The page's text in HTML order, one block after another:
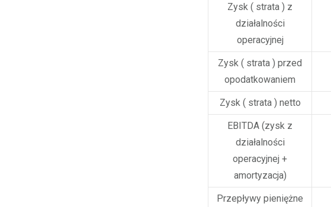
Zysk ( strata ) z
działalności
operacyjnej
Zysk ( strata ) przed
opodatkowaniem
Zysk ( strata ) netto
EBITDA (zysk z
działalności
operacyjnej +
amortyzacja)
Przepływy pieniężne